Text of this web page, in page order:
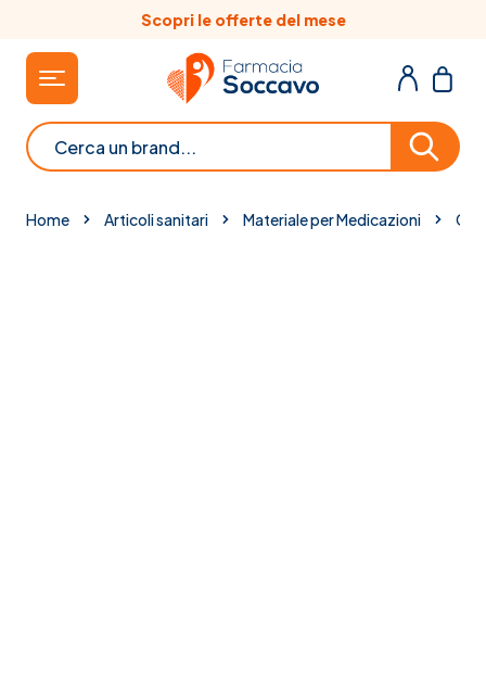
Salta al contenutoScopri le offerte del mese
Cerca
Home Articoli sanitari Materiale per Medicazioni